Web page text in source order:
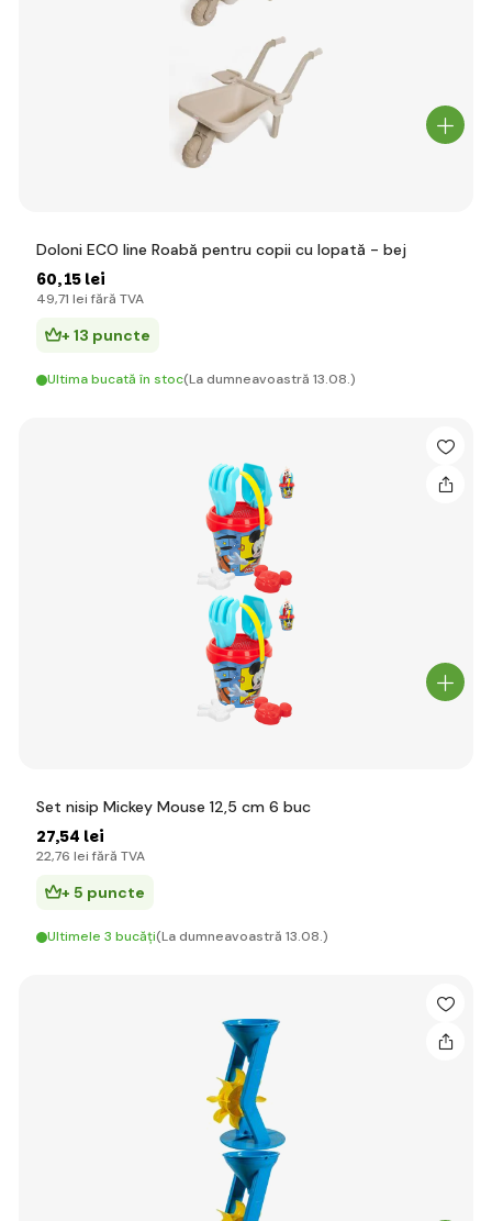
Doloni ECO line Roabă pentru copii cu lopată - bej
60,15 lei
49,71 lei fără TVA
+ 13 puncte
Ultima bucată în stoc(La dumneavoastră 13.08.)
Set nisip Mickey Mouse 12,5 cm 6 buc
27,54 lei
22,76 lei fără TVA
+ 5 puncte
Ultimele 3 bucăți(La dumneavoastră 13.08.)